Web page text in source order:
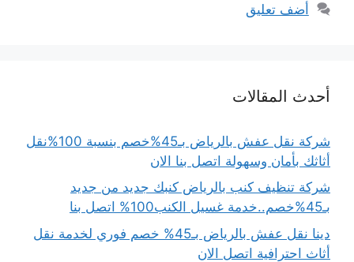
أضف تعليق
أحدث المقالات
شركة نقل عفش بالرياض بـ45%خصم بنسبة 100%نقل
أثاثك بأمان وسهولة اتصل بنا الان
شركة تنظيف كنب بالرياض كنبك جديد من جديد
بـ45%خصم..خدمة غسيل الكنب100% اتصل بنا
دينا نقل عفش بالرياض بـ45% خصم فوري لخدمة نقل
أثاث احترافية اتصل الان